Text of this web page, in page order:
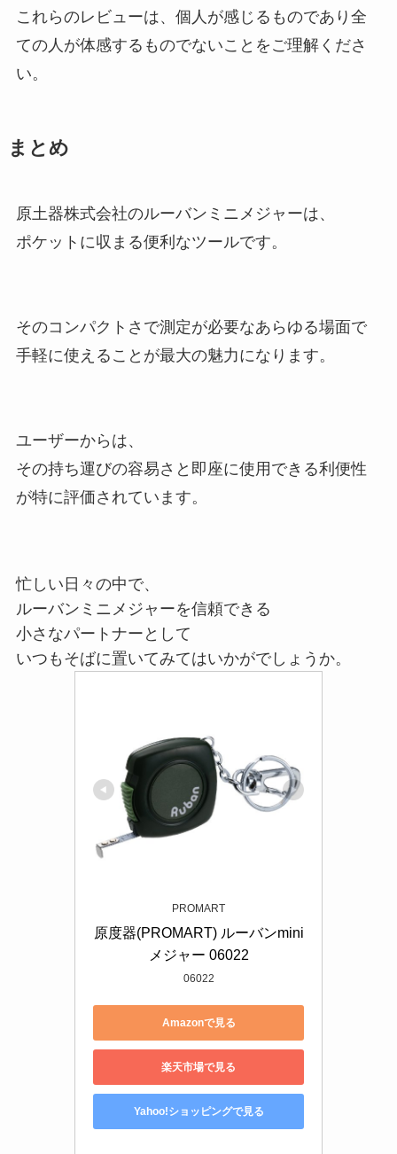
これらのレビューは、個人が感じるものであり全
ての人が体感するものでないことをご理解くださ
い。
まとめ
原土器株式会社のルーバンミニメジャーは、
ポケットに収まる便利なツールです。
そのコンパクトさで測定が必要なあらゆる場面で
手軽に使えることが最大の魅力になります。
ユーザーからは、
その持ち運びの容易さと即座に使用できる利便性
が特に評価されています。
忙しい日々の中で、
ルーバンミニメジャーを信頼できる
小さなパートナーとして
いつもそばに置いてみてはいかがでしょうか。
PROMART
原度器(PROMART) ルーバンmini
メジャー 06022
06022
Amazonで見る
楽天市場で見る
Yahoo!ショッピングで見る